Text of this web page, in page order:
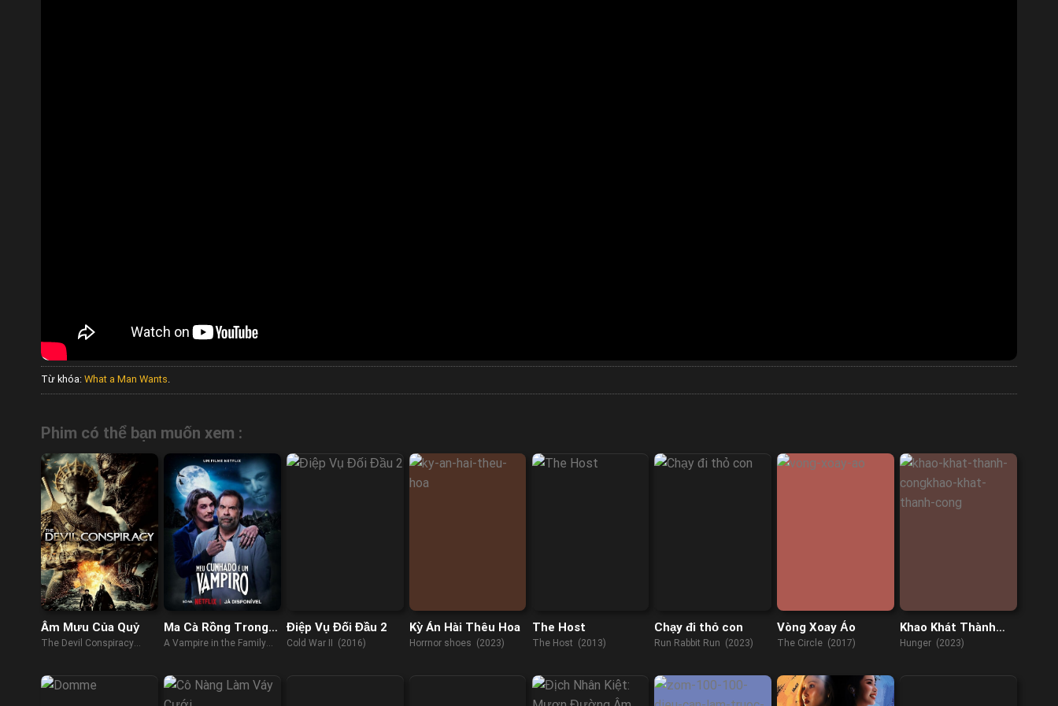
Từ khóa: What a Man Wants
Phim có thể bạn muốn xem :
Âm Mưu Của Quỷ
The Devil Conspiracy
Ma Cà Rồng Trong
Gia Đình Ta
A Vampire in the Family
Điệp Vụ Đối Đầu 2
Cold War II (2016)
Kỳ Án Hài Thêu Hoa
Horrnor shoes (2023)
The Host
The Host (2013)
Chạy đi thỏ con
Run Rabbit Run (2023)
Vòng Xoay Ảo
The Circle (2017)
Khao Khát Thành
Công
Hunger (2023)